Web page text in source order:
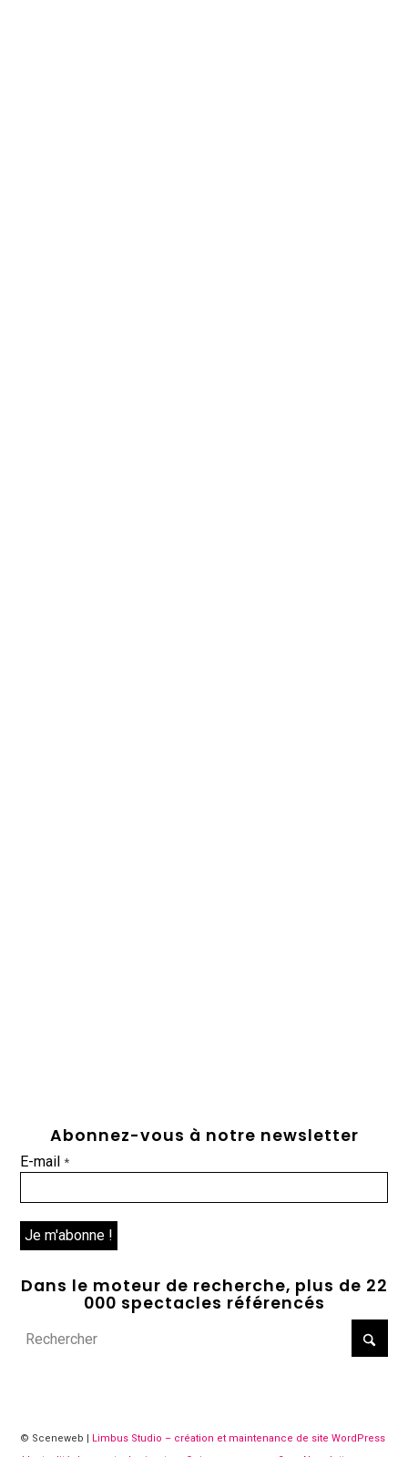
Abonnez-vous à notre newsletter
E-mail*
Dans le moteur de recherche, plus de 22
000 spectacles référencés
© Sceneweb |
Limbus Studio – création et maintenance de site WordPress